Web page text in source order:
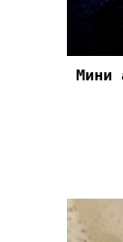
Мини